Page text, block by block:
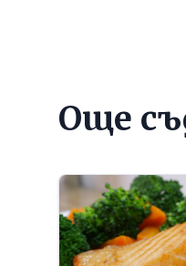
Още